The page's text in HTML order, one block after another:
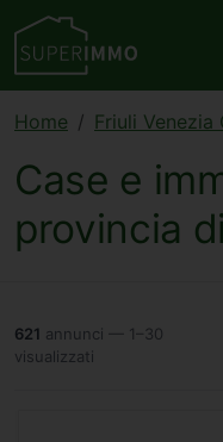
Home Friuli Venezia
Case e
provincia
621 annunci — 1–30
visualizzati